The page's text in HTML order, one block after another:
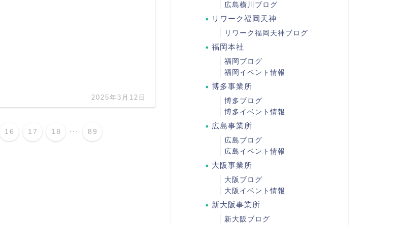
2025年3月12日
16 17 18 ... 89
広島横川ブログ
リワーク福岡天神
リワーク福岡天神ブログ
福岡本社
福岡ブログ
福岡イベント情報
博多事業所
博多ブログ
博多イベント情報
広島事業所
広島ブログ
広島イベント情報
大阪事業所
大阪ブログ
大阪イベント情報
新大阪事業所
新大阪ブログ